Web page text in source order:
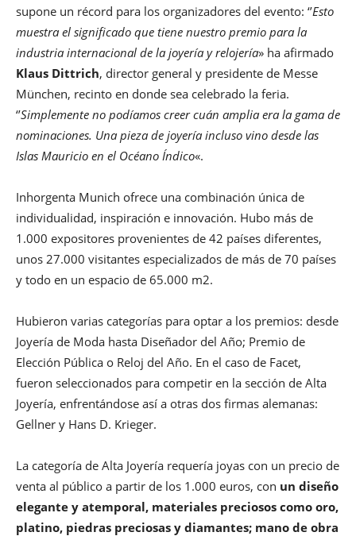
supone un récord para los organizadores del evento: ‘’Esto
muestra el significado que tiene nuestro premio para la
industria internacional de la joyería y relojería» ha afirmado
Klaus Dittrich, director general y presidente de Messe
München, recinto en donde sea celebrado la feria.
‘’Simplemente no podíamos creer cuán amplia era la gama de
nominaciones. Una pieza de joyería incluso vino desde las
Islas Mauricio en el Océano Índico«.
Inhorgenta Munich ofrece una combinación única de
individualidad, inspiración e innovación. Hubo más de
1.000 expositores provenientes de 42 países diferentes,
unos 27.000 visitantes especializados de más de 70 países
y todo en un espacio de 65.000 m2.
Hubieron varias categorías para optar a los premios: desde
Joyería de Moda hasta Diseñador del Año; Premio de
Elección Pública o Reloj del Año. En el caso de Facet,
fueron seleccionados para competir en la sección de Alta
Joyería, enfrentándose así a otras dos firmas alemanas:
Gellner y Hans D. Krieger.
La categoría de Alta Joyería requería joyas con un precio de
venta al público a partir de los 1.000 euros, con un diseño
elegante y atemporal, materiales preciosos como oro,
platino, piedras preciosas y diamantes; mano de obra